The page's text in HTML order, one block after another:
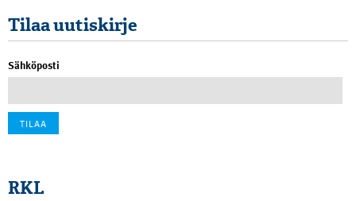
Tilaa uutiskirje
Sähköposti
RKL